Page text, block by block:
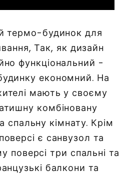
термо-будинок для
Так, як дизайн
функціональний -
економний. На
мають у своєму
комбіновану
спальну кімнату. Крім
є санвузол та
поверсі три спальні та
балкони та